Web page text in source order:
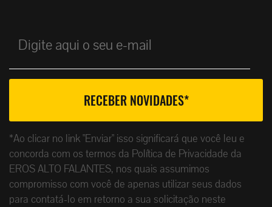
*Ao clicar no link "Enviar" isso significará que você leu e
concorda com os termos da Política de Privacidade da
EROS ALTO FALANTES, nos quais assumimos
compromisso com você de apenas utilizar seus dados
para contatá-lo em retorno a sua solicitação neste